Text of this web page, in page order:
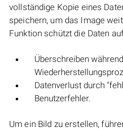
vollständige Kopie eines
speichern, um das Image
Funktion schützt die Daten
Überschreiben
Datenverlust durch
Benutzerfehler.
Um ein Bild zu erstellen,